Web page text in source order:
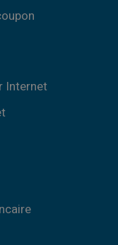
Internet